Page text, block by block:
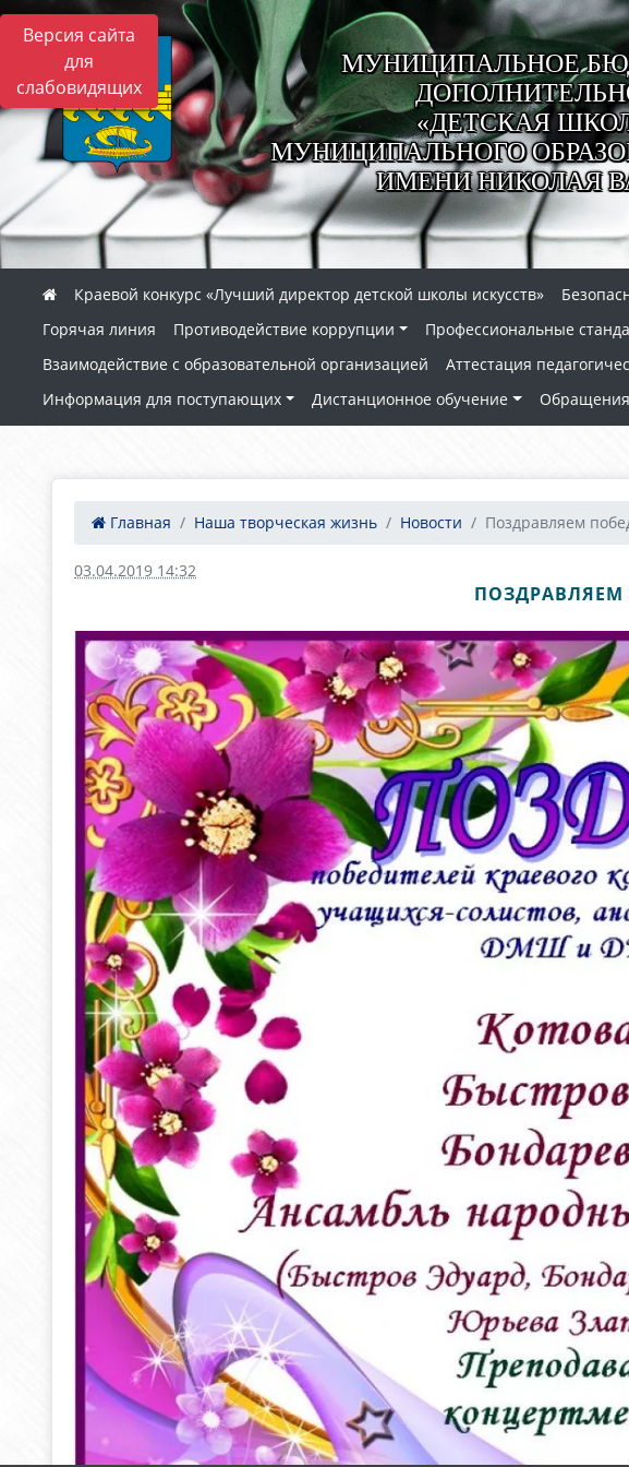
Версия сайта
для
слабовидящих
МУНИЦИПАЛЬНОЕ
«ДЕТСКАЯ
МУНИЦИПАЛЬНОГО
ИМЕНИ НИКОЛАЯ
Краевой конкурс «Лучший директор детской школы искусств»
Горячая линия
Противодействие коррупции Профессиональные
Взаимодействие с образовательной организацией
Аттестация
Информация для поступающих
Дистанционное обучение
Главная Наша творческая жизнь Новости Поздравляем
03.04.2019 14:32
ПОЗДРАВЛЯЕМ